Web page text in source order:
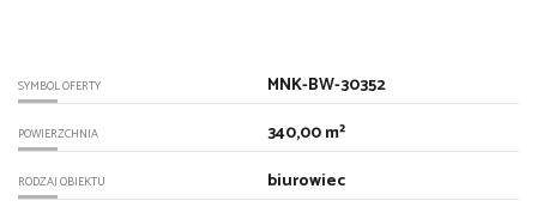
SYMBOL OFERTY MNK-BW-30352
POWIERZCHNIA 340,00 m²
RODZAJ OBIEKTU biurowiec